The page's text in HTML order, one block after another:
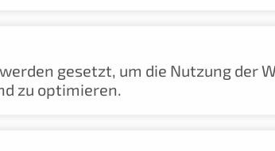
gesetzt, um die Nutzung der
zu optimieren.